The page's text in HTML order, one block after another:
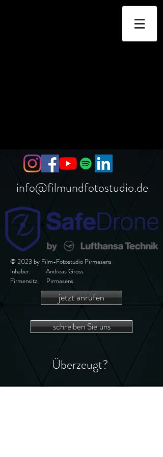
Überzeugt?
© 2023 by Film-Fotostudio Pirmasens
Inhaber: Andreas Gross
Firmensitz: Pirmasens
info@filmundfotostudio.de
jetzt anrufen
schreiben Sie uns